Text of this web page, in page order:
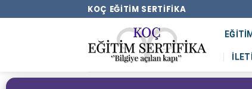
KOÇ EĞITIM SERTIFIKA